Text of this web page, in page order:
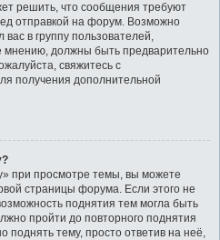
решить, что сообщения требуют
отправкой на форум. Возможно
в группу пользователей,
мнению, должны быть предварительно
свяжитесь с
получения дополнительной
при просмотре темы, вы можете
страницы форума. Если этого не
поднятия тем могла быть
пройти до повторного поднятия
тему, просто ответив на неё,